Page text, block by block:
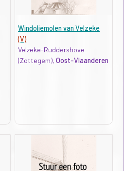
Windoliemolen van Velzeke
(V)
Velzeke-Ruddershove
(Zottegem),Oost-Vlaanderen